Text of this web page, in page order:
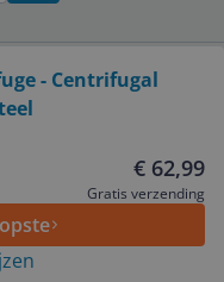
- Centrifugal
€ 62,99
Gratis verzending